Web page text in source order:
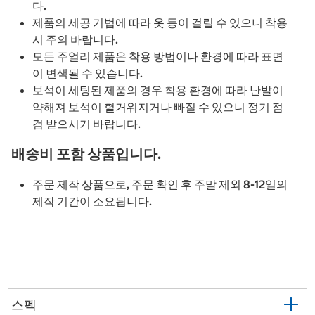
다.
제품의 세공 기법에 따라 옷 등이 걸릴 수 있으니 착용
시 주의 바랍니다.
모든 주얼리 제품은 착용 방법이나 환경에 따라 표면
이 변색될 수 있습니다.
보석이 세팅된 제품의 경우 착용 환경에 따라 난발이
약해져 보석이 헐거워지거나 빠질 수 있으니 정기 점
검 받으시기 바랍니다.
배송비 포함 상품입니다.
주문 제작 상품으로, 주문 확인 후 주말 제외 8-12일의
제작 기간이 소요됩니다.
스펙